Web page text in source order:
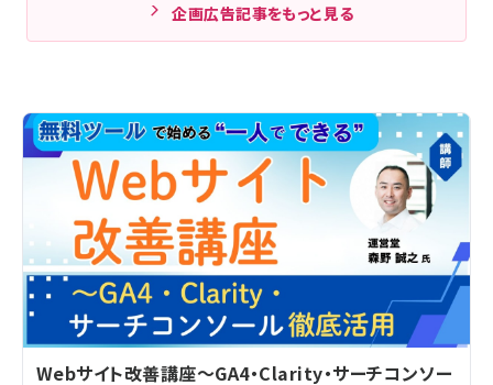
企画広告記事をもっと見る
Webサイト改善講座～GA4・Clarity・サーチコンソー